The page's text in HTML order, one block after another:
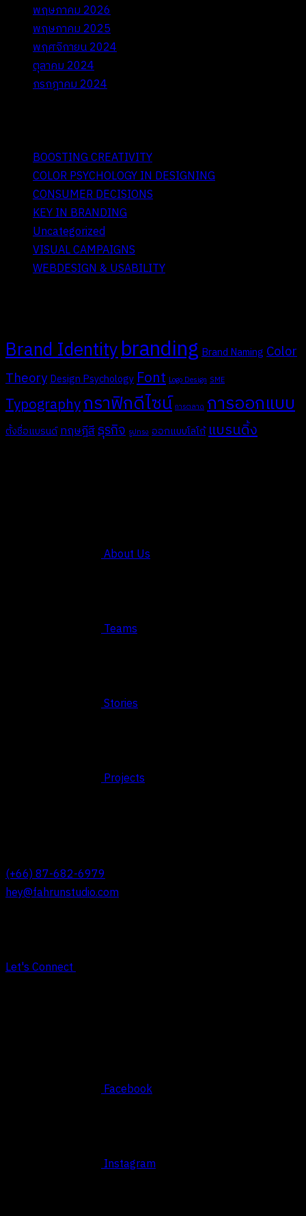
พฤษภาคม 2026
พฤษภาคม 2025
พฤศจิกายน 2024
ตุลาคม 2024
กรกฎาคม 2024
BOOSTING CREATIVITY
COLOR PSYCHOLOGY IN DESIGNING
CONSUMER DECISIONS
KEY IN BRANDING
Uncategorized
VISUAL CAMPAIGNS
WEBDESIGN & USABILITY
Brand Identitybranding Brand Naming Color
TheoryDesign PsychologyFont Logo Design SME
Typographyกราฟิกดีไซน์ การตลาด การออกแบบ
ตั้งชื่อแบรนด์ทฤษฎีสีธุรกิจ รูปทรง ออกแบบโลโก้แบรนดิ้ง
About Us
Teams
Stories
Projects
(+66) 87-682-6979
hey@fahrunstudio.com
Let's Connect
Facebook
Instagram